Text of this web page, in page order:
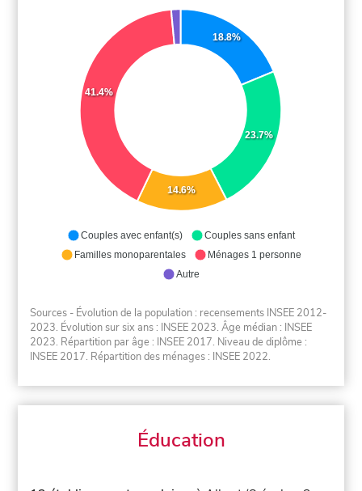
18.8%
23.7%
14.6%
41.4%
Couples avec enfant(s)
Couples sans enfant
Familles monoparentales
Ménages 1 personne
Autre
Sources - Évolution de la population : recensements INSEE 2012-
2023. Évolution sur six ans : INSEE 2023. Âge médian : INSEE
2023. Répartition par âge : INSEE 2017. Niveau de diplôme :
INSEE 2017. Répartition des ménages : INSEE 2022.
Éducation